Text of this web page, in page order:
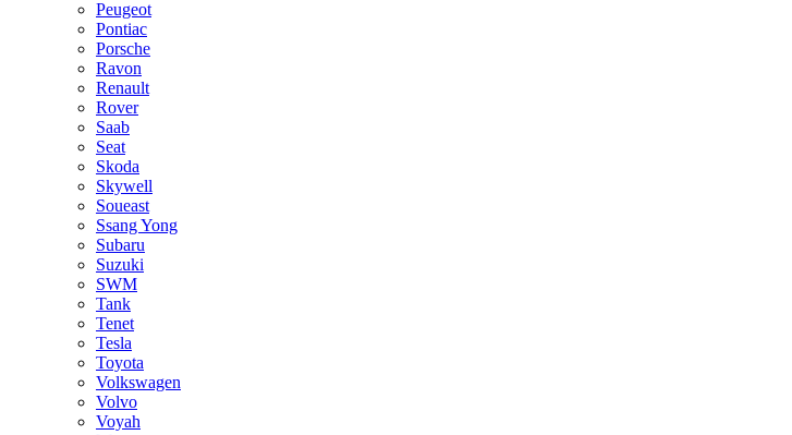
Peugeot
Pontiac
Porsche
Ravon
Renault
Rover
Saab
Seat
Skoda
Skywell
Soueast
Ssang Yong
Subaru
Suzuki
SWM
Tank
Tenet
Tesla
Toyota
Volkswagen
Volvo
Voyah